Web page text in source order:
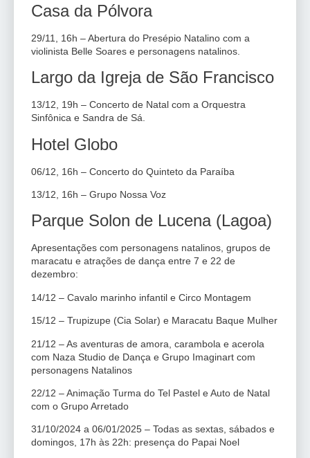
Casa da Pólvora
29/11, 16h – Abertura do Presépio Natalino com a
violinista Belle Soares e personagens natalinos.
Largo da Igreja de São Francisco
13/12, 19h – Concerto de Natal com a Orquestra
Sinfônica e Sandra de Sá.
Hotel Globo
06/12, 16h – Concerto do Quinteto da Paraíba
13/12, 16h – Grupo Nossa Voz
Parque Solon de Lucena (Lagoa)
Apresentações com personagens natalinos, grupos de
maracatu e atrações de dança entre 7 e 22 de
dezembro:
14/12 – Cavalo marinho infantil e Circo Montagem
15/12 – Trupizupe (Cia Solar) e Maracatu Baque Mulher
21/12 – As aventuras de amora, carambola e acerola
com Naza Studio de Dança e Grupo Imaginart com
personagens Natalinos
22/12 – Animação Turma do Tel Pastel e Auto de Natal
com o Grupo Arretado
31/10/2024 a 06/01/2025 – Todas as sextas, sábados e
domingos, 17h às 22h: presença do Papai Noel